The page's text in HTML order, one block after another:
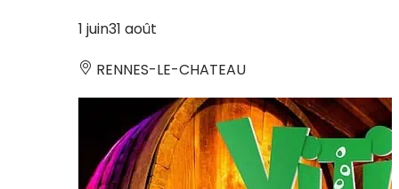
1 juin31 août
RENNES-LE-CHATEAU